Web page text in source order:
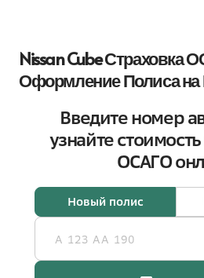
Nissan Cube Страховка
Оформление Полиса на